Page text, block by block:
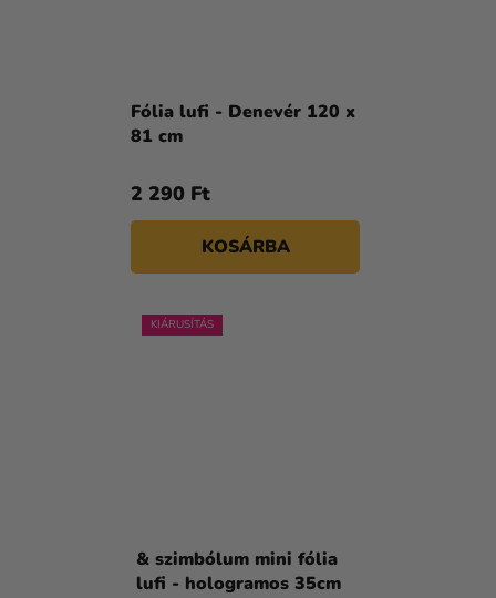
Fólia lufi - Denevér 120 x
81 cm
2 290 Ft
KOSÁRBA
KIÁRUSÍTÁS
& szimbólum mini fólia
lufi - hologramos 35cm